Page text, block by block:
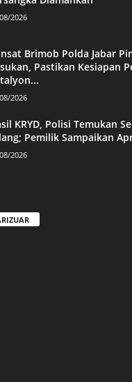
2026
Brimob Polda Jabar
Pastikan Kesiapan
2026
KRYD, Polisi Temukan
Pemilik Sampaikan
2026